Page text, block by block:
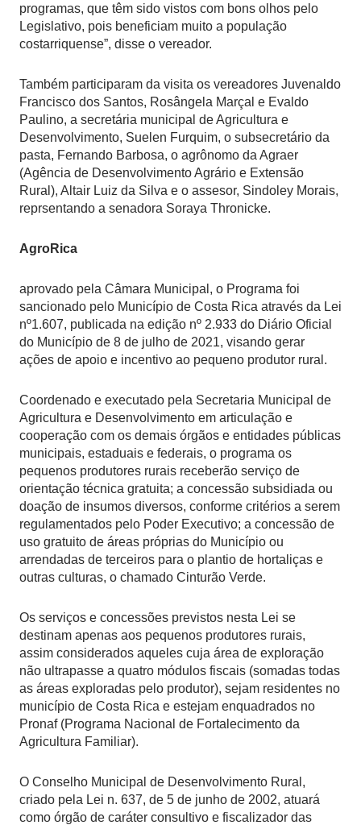
programas, que têm sido vistos com bons olhos pelo
Legislativo, pois beneficiam muito a população
costarriquense”, disse o vereador.
Também participaram da visita os vereadores Juvenaldo
Francisco dos Santos, Rosângela Marçal e Evaldo
Paulino, a secretária municipal de Agricultura e
Desenvolvimento, Suelen Furquim, o subsecretário da
pasta, Fernando Barbosa, o agrônomo da Agraer
(Agência de Desenvolvimento Agrário e Extensão
Rural), Altair Luiz da Silva e o assesor, Sindoley Morais,
reprsentando a senadora Soraya Thronicke.
AgroRica
aprovado pela Câmara Municipal, o Programa foi
sancionado pelo Município de Costa Rica através da Lei
nº1.607, publicada na edição nº 2.933 do Diário Oficial
do Município de 8 de julho de 2021, visando gerar
ações de apoio e incentivo ao pequeno produtor rural.
Coordenado e executado pela Secretaria Municipal de
Agricultura e Desenvolvimento em articulação e
cooperação com os demais órgãos e entidades públicas
municipais, estaduais e federais, o programa os
pequenos produtores rurais receberão serviço de
orientação técnica gratuita; a concessão subsidiada ou
doação de insumos diversos, conforme critérios a serem
regulamentados pelo Poder Executivo; a concessão de
uso gratuito de áreas próprias do Município ou
arrendadas de terceiros para o plantio de hortaliças e
outras culturas, o chamado Cinturão Verde.
Os serviços e concessões previstos nesta Lei se
destinam apenas aos pequenos produtores rurais,
assim considerados aqueles cuja área de exploração
não ultrapasse a quatro módulos fiscais (somadas todas
as áreas exploradas pelo produtor), sejam residentes no
município de Costa Rica e estejam enquadrados no
Pronaf (Programa Nacional de Fortalecimento da
Agricultura Familiar).
O Conselho Municipal de Desenvolvimento Rural,
criado pela Lei n. 637, de 5 de junho de 2002, atuará
como órgão de caráter consultivo e fiscalizador das